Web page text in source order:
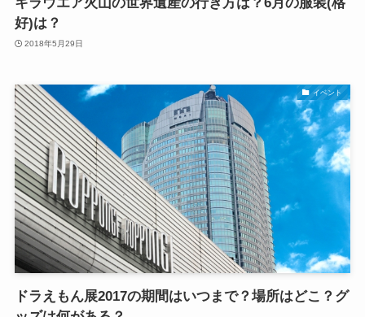
好)は？
2018年5月29日
イベント
ドラえもん展2017の期間はいつまで？場所はどこ？グ